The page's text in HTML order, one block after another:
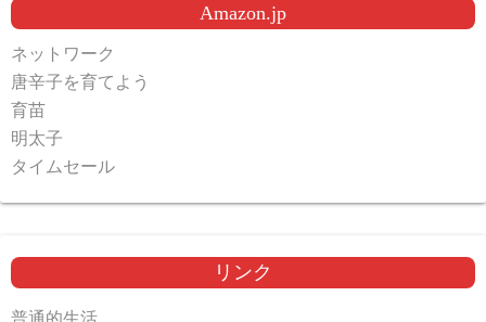
Amazon.jp
ネットワーク
唐辛子を育てよう
育苗
明太子
タイムセール
リンク